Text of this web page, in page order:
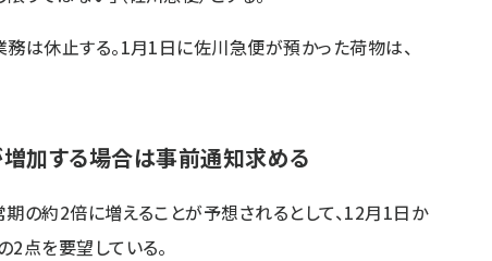
は休止する。1月1日に佐川急便が預かった荷物は、
増加する場合は事前通知求める
の約2倍に増えることが予想されるとして、12月1日か
点を要望している。